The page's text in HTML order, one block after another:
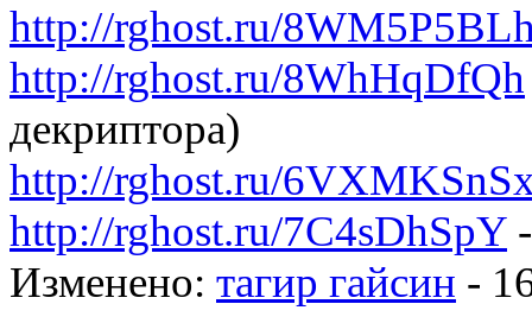
http://rghost.ru/
http://rghost.ru/8WhHqDfQh
декриптора)
http://rghost.ru/
http://rghost.ru/7C4sDhSpY
Изменено: тагир гайсин -